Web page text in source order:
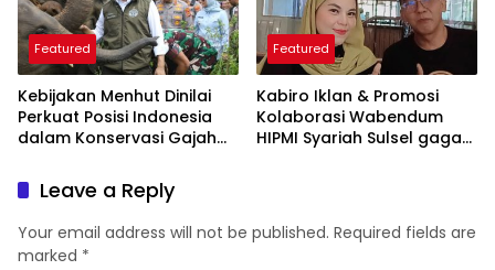
Featured
Kebijakan Menhut Dinilai
Perkuat Posisi Indonesia
dalam Konservasi Gajah
Featured
Kabiro Iklan & Promosi
Kolaborasi Wabendum
HIPMI Syariah Sulsel gagas
Leave a Reply
Your email address will not be published. Required fields are
marked *